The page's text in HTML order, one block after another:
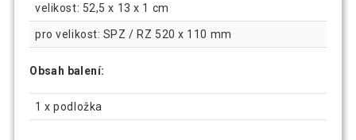
velikost: 52,5 x 13 x 1 cm
pro velikost: SPZ / RZ 520 x 110 mm
Obsah balení:
1 x podložka